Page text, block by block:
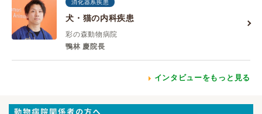
消化器系疾患
犬・猫の内科疾患
彩の森動物病院
鴨林 慶院長
インタビューをもっと見る